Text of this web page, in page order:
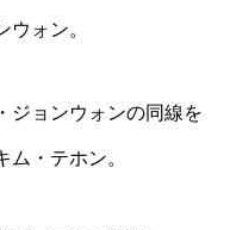
ォン。
ジョンウォンの同線を
・テホン。